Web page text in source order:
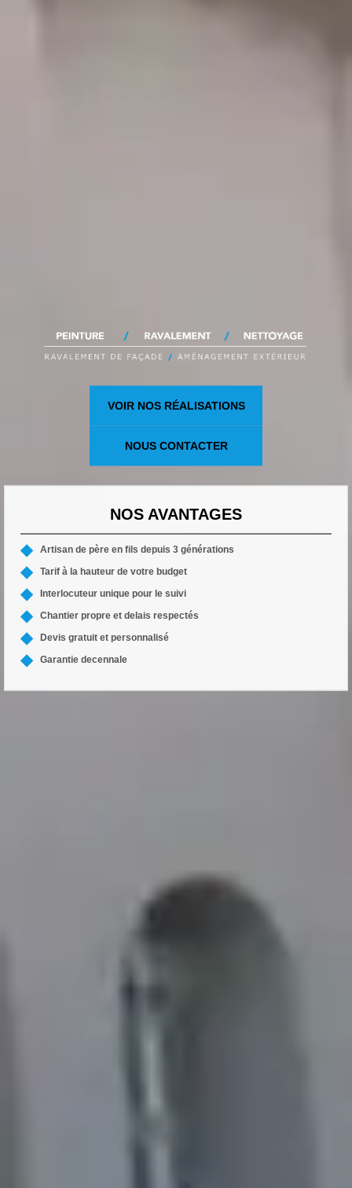
VOIR NOS RÉALISATIONS
NOUS CONTACTER
NOS AVANTAGES
Artisan de père en fils depuis 3 générations
Tarif à la hauteur de votre budget
Interlocuteur unique pour le suivi
Chantier propre et delais respectés
Devis gratuit et personnalisé
Garantie decennale